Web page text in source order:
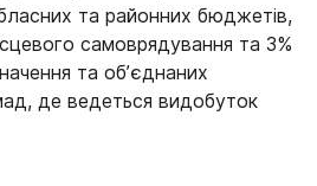
та районних бюджетів,
самоврядування та 3%
та об’єднаних
де ведеться видобуток